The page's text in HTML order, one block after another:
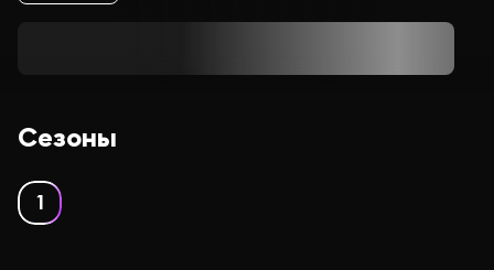
Сезоны
1